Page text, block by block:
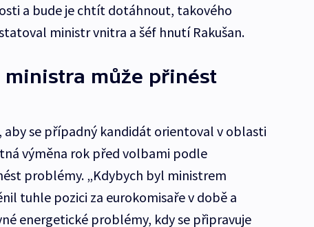
a bude je chtít dotáhnout, takového
ministr vnitra a šéf hnutí Rakušan.
ministra může přinést
aby se případný kandidát orientoval v oblasti
výměna rok před volbami podle
problémy. „Kdybych byl ministrem
tuhle pozici za eurokomisaře v době a
energetické problémy, kdy se připravuje